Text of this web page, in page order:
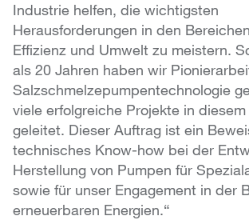
Industrie helfen, die wichtigsten
Herausforderungen in den
Effizienz und Umwelt zu meistern.
als 20 Jahren haben wir
Salzschmelzepumpentechnologie
viele erfolgreiche Projekte in
geleitet. Dieser Auftrag ist ein
technisches Know-how bei der
Herstellung von Pumpen für
sowie für unser Engagement in der
erneuerbaren Energien.“